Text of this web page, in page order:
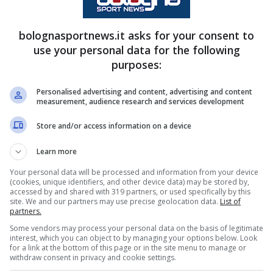
fondo le squadre che più lo
trofeo rappresenta.
evidente. Tra una partita e l’altra ha vissuto
istituzionali. Sabato ha incontrato Aurelio
Mogren, Ceo del fondo saudita Pif,
nel mondo dello sport. Tra questi
11 milioni di euro alla vincitrice e 6,7
garantita dall’amichevole della Supercoppa
del futuro del calcio e delle opportunità di
bolognasportnews.it asks for your consent to
use your personal data for the following
purposes:
Personalised advertising and content, advertising and content
measurement, audience research and services development
Store and/or access information on a device
Learn more
Your personal data will be processed and information from your device
(cookies, unique identifiers, and other device data) may be stored by,
accessed by and shared with 319 partners, or used specifically by this
site. We and our partners may use precise geolocation data. List of
partners.
Some vendors may process your personal data on the basis of legitimate
interest, which you can object to by managing your options below. Look
for a link at the bottom of this page or in the site menu to manage or
withdraw consent in privacy and cookie settings.